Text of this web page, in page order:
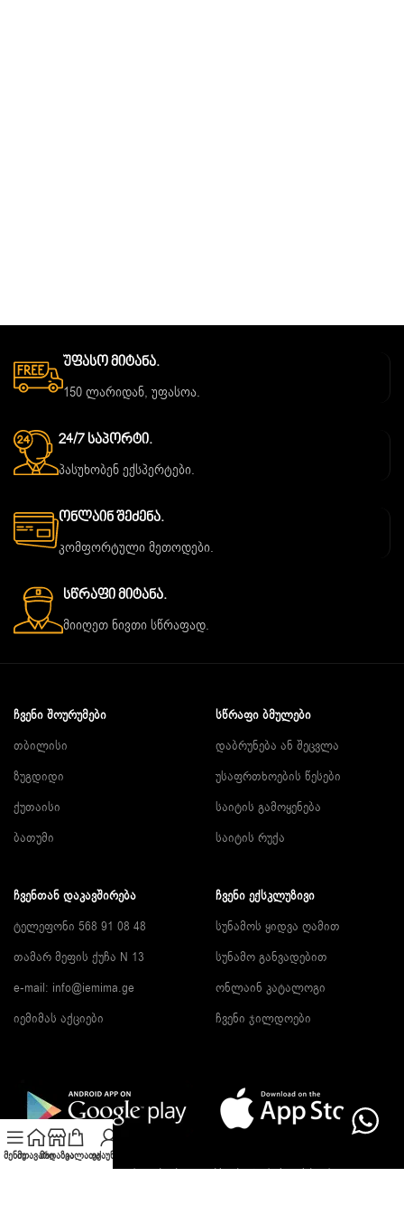
Უფასო Მიტანა.
150 ლარიდან, უფასოა.
24/7 Საპორტი.
პასუხობენ ექსპერტები.
Ონლაინ Შეძენა.
კომფორტული მეთოდები.
Სწრაფი Მიტანა.
მიიღეთ ნივთი სწრაფად.
ᲩᲕᲔᲜᲘ ᲨᲝᲣᲠᲣᲛᲔᲑᲘ
თბილისი
ზუგდიდი
ქუთაისი
ბათუმი
ᲡᲬᲠᲐᲤᲘ ᲑᲛᲣᲚᲔᲑᲘ
დაბრუნება ან შეცვლა
უსაფრთხოების წესები
საიტის გამოყენება
საიტის რუქა
ᲩᲕᲔᲜᲗᲐᲜ ᲓᲐᲙᲐᲕᲨᲘᲠᲔᲑᲐ
ტელეფონი 568 91 08 48
თამარ მეფის ქუჩა N 13
e-mail: info@iemima.ge
იემიმას აქციები
ᲩᲕᲔᲜᲘ ᲔᲥᲡᲙᲚᲣᲖᲘᲕᲘ
სუნამოს ყიდვა ღამით
სუნამო განვადებით
ონლაინ კატალოგი
ჩვენი ჯილდოები
მენიუმთავარიმაღაზიაკალათაექაუნთი